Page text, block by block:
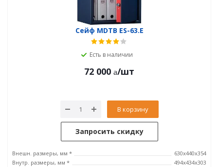
Сейф MDTB ES-63.E
Есть в наличии
72 000 /шт
В корзину
Запросить скидку
Внешн. размеры, мм *
630x440x354
Внутр. размеры, мм *
494x434x303